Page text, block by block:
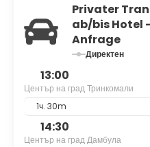
Privater
ab/bis Hotel
Anfrage
Директен
13:00
Център на град Тринкомали
1ч. 30m
14:30
Център на град Дамбула